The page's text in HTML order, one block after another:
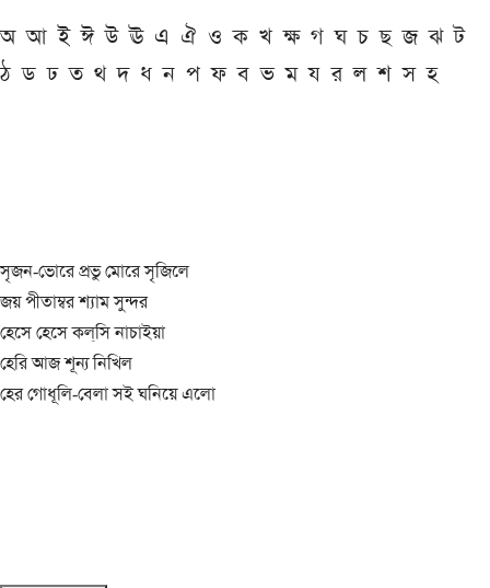
অ আ ই ঈ উ ঊ এ ঐ ও ক খ ক্ষ গ ঘ চ ছ জ ঝ ট
ঠ ড ঢ ত থ দ ধ ন প ফ ব ভ ম য র ল শ স হ
সৃজন-ভোরে প্রভু মোরে সৃজিলে
জয় পীতাম্বর শ্যাম সুন্দর
হেসে হেসে কল্‌সি নাচাইয়া
হেরি আজ শূন্য নিখিল
হের গোধূলি-বেলা সই ঘনিয়ে এলো